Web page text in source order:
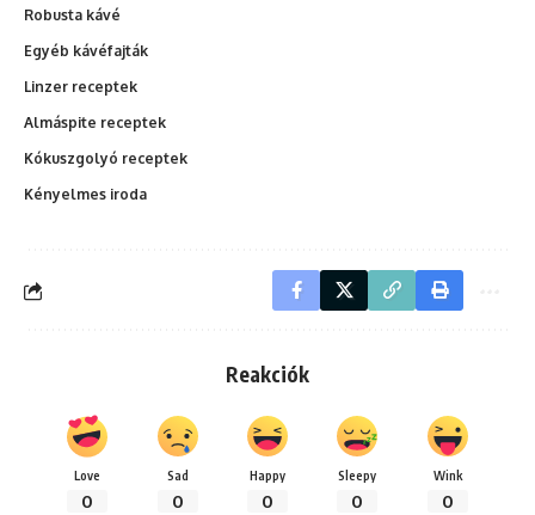
Robusta kávé
Egyéb kávéfajták
Linzer receptek
Almáspite receptek
Kókuszgolyó receptek
Kényelmes iroda
Reakciók
Love
0
Sad
0
Happy
0
Sleepy
0
Wink
0